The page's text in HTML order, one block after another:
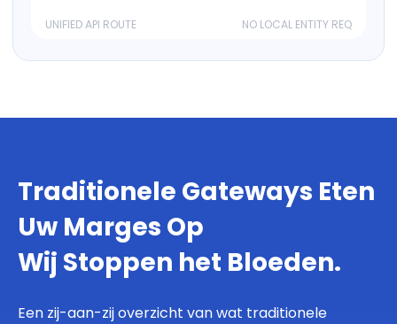
UNIFIED API ROUTE NO LOCAL ENTITY REQ
Traditionele Gateways Eten
Uw Marges Op
Wij Stoppen het Bloeden.
Een zij-aan-zij overzicht van wat traditionele